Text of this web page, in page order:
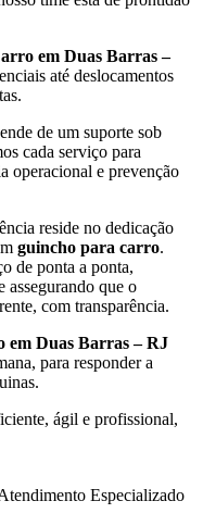
em Duas Barras –
até deslocamentos
de um suporte sob
cada serviço para
operacional e prevenção
reside no dedicação
guincho para carro.
de ponta a ponta,
assegurando que o
com transparência.
em Duas Barras – RJ
para responder a
ágil e profissional,
Especializado